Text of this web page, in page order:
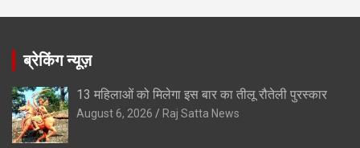
ब्रेकिंग न्यूज़
13 महिलाओं को मिलेगा इस बार का तीलू रौतेली पुरस्कार
August 6, 2026 Raj Satta News